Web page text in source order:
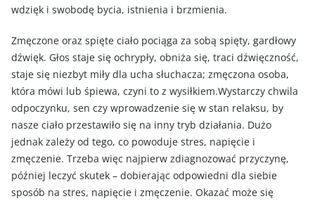
wdzięk i swobodę bycia, istnienia i brzmienia.
Zmęczone oraz spięte ciało pociąga za sobą spięty, gardłowy
dźwięk. Głos staje się ochrypły, obniża się, traci dźwięczność,
staje się niezbyt miły dla ucha słuchacza; zmęczona osoba,
która mówi lub śpiewa, czyni to z wysiłkiem.Wystarczy chwila
odpoczynku, sen czy wprowadzenie się w stan relaksu, by
nasze ciało przestawiło się na inny tryb działania. Dużo
jednak zależy od tego, co powoduje stres, napięcie i
zmęczenie. Trzeba więc najpierw zdiagnozować przyczynę,
później leczyć skutek – dobierając odpowiedni dla siebie
sposób na stres, napięcie i zmęczenie. Okazać może się